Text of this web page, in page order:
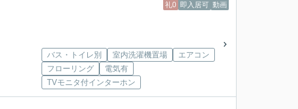
礼0 即入居可 動画
バス・トイレ別 室内洗濯機置場
エアコン
フローリング
電気有
TVモニタ付インターホン